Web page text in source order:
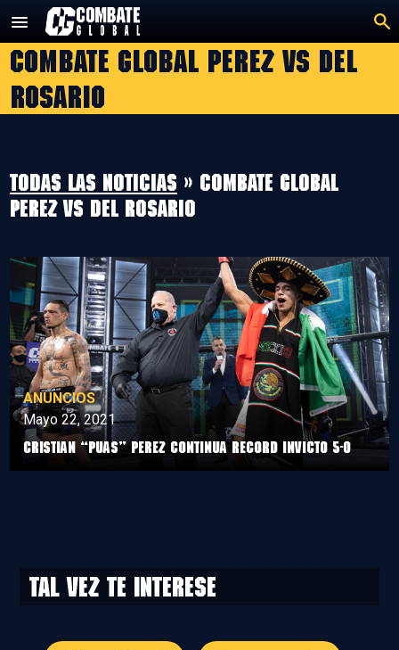
contenido
Combate global Perez vs Del
Rosario
Todas las noticias » Combate global
Perez vs Del Rosario
ANUNCIOS
Mayo 22, 2021
Cristian “Puas” Perez continua record invicto 5-0
Tal vez te interese